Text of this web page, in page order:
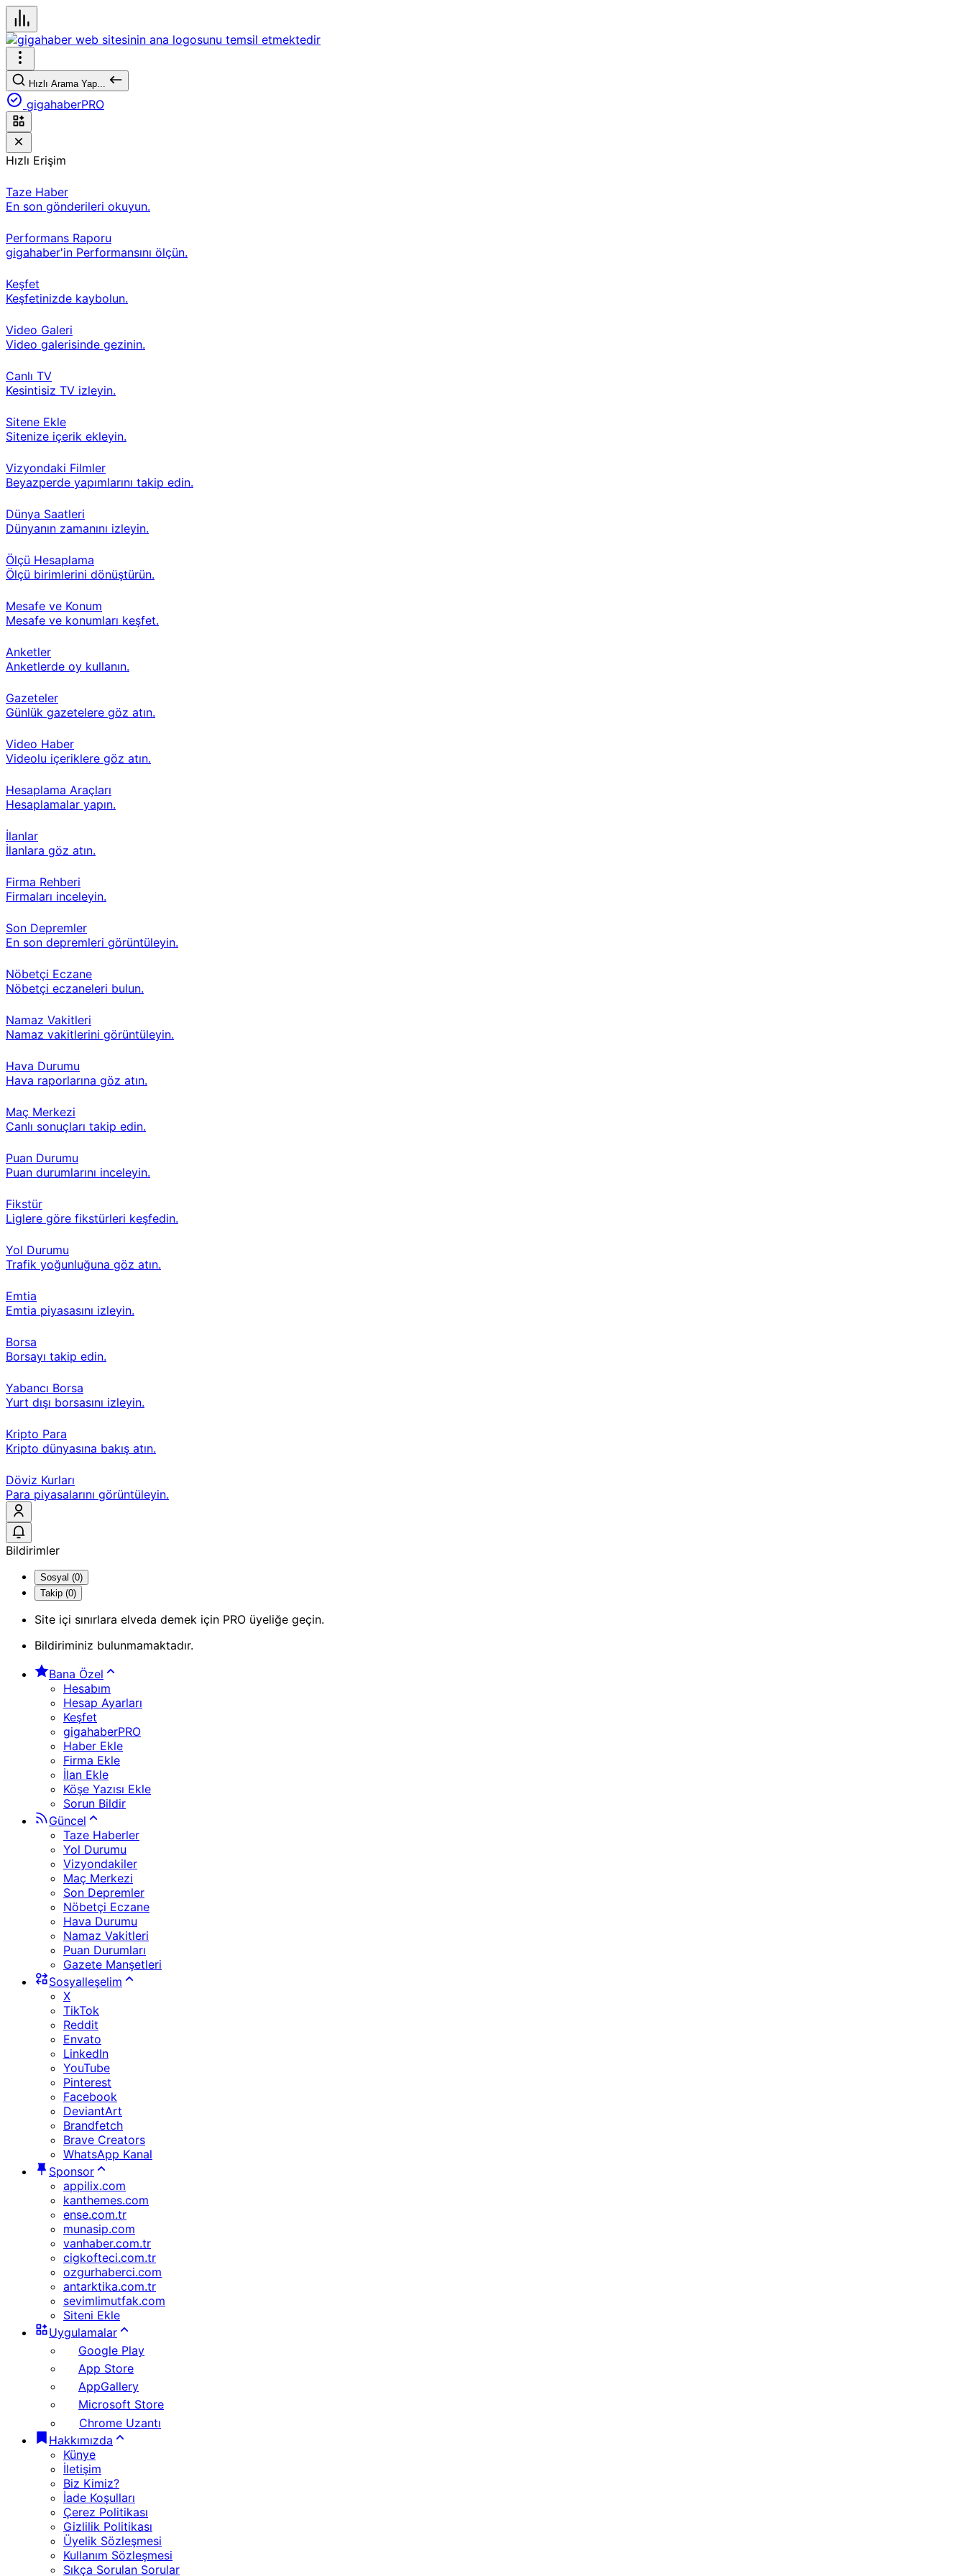
Hızlı Arama Yap...
gigahaberPRO
Hızlı Erişim
Taze Haber
En son gönderileri okuyun.
Performans Raporu
gigahaber'in Performansını ölçün.
Keşfet
Keşfetinizde kaybolun.
Video Galeri
Video galerisinde gezinin.
Canlı TV
Kesintisiz TV izleyin.
Sitene Ekle
Sitenize içerik ekleyin.
Vizyondaki Filmler
Beyazperde yapımlarını takip edin.
Dünya Saatleri
Dünyanın zamanını izleyin.
Ölçü Hesaplama
Ölçü birimlerini dönüştürün.
Mesafe ve Konum
Mesafe ve konumları keşfet.
Anketler
Anketlerde oy kullanın.
Gazeteler
Günlük gazetelere göz atın.
Video Haber
Videolu içeriklere göz atın.
Hesaplama Araçları
Hesaplamalar yapın.
İlanlar
İlanlara göz atın.
Firma Rehberi
Firmaları inceleyin.
Son Depremler
En son depremleri görüntüleyin.
Nöbetçi Eczane
Nöbetçi eczaneleri bulun.
Namaz Vakitleri
Namaz vakitlerini görüntüleyin.
Hava Durumu
Hava raporlarına göz atın.
Maç Merkezi
Canlı sonuçları takip edin.
Puan Durumu
Puan durumlarını inceleyin.
Fikstür
Liglere göre fikstürleri keşfedin.
Yol Durumu
Trafik yoğunluğuna göz atın.
Emtia
Emtia piyasasını izleyin.
Borsa
Borsayı takip edin.
Yabancı Borsa
Yurt dışı borsasını izleyin.
Kripto Para
Kripto dünyasına bakış atın.
Döviz Kurları
Para piyasalarını görüntüleyin.
Bildirimler
Sosyal (0)
Takip (0)
Site içi sınırlara elveda demek için PRO üyeliğe geçin.
Bildiriminiz bulunmamaktadır.
Bana Özel
Hesabım
Hesap Ayarları
Keşfet
gigahaberPRO
Haber Ekle
Firma Ekle
İlan Ekle
Köşe Yazısı Ekle
Sorun Bildir
Güncel
Taze Haberler
Yol Durumu
Vizyondakiler
Maç Merkezi
Son Depremler
Nöbetçi Eczane
Hava Durumu
Namaz Vakitleri
Puan Durumları
Gazete Manşetleri
Sosyalleşelim
X
TikTok
Reddit
Envato
LinkedIn
YouTube
Pinterest
Facebook
DeviantArt
Brandfetch
Brave Creators
WhatsApp Kanal
Sponsor
appilix.com
kanthemes.com
ense.com.tr
munasip.com
vanhaber.com.tr
cigkofteci.com.tr
ozgurhaberci.com
antarktika.com.tr
sevimlimutfak.com
Siteni Ekle
Uygulamalar
Google Play
App Store
AppGallery
Microsoft Store
Chrome Uzantı
Hakkımızda
Künye
İletişim
Biz Kimiz?
İade Koşulları
Çerez Politikası
Gizlilik Politikası
Üyelik Sözleşmesi
Kullanım Sözleşmesi
Sıkça Sorulan Sorular